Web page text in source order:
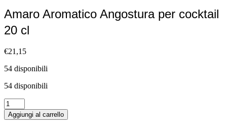
Amaro Aromatico Angostura per cocktail
20 cl
€21,15
54 disponibili
54 disponibili
Amaro
Aromatico
Angostura
Aggiungi al carrello